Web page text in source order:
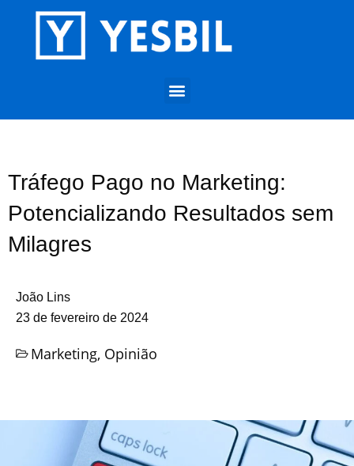
Tráfego Pago no Marketing:
Potencializando Resultados sem
Milagres
João Lins
23 de fevereiro de 2024
Marketing, Opinião